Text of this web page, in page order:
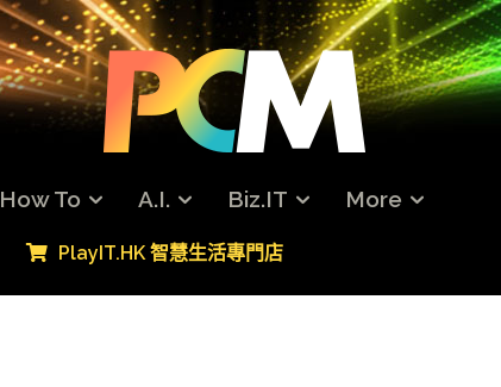
How To A.I. Biz.IT More
PlayIT.HK 智慧生活專門店